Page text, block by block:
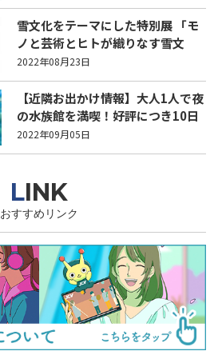
雪文化をテーマにした特別展 「モ
ノと芸術とヒトが織りなす雪文
化」9月6日から
2022年08月23日
【近隣お出かけ情報】大人1人で夜
の水族館を満喫！好評につき10日
（土）も開催！
2022年09月05日
LINK
おすすめリンク